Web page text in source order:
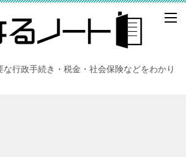
行政手続き・税金・社会保険などをわかり